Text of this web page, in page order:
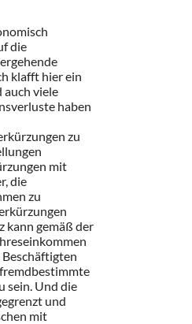
die
klafft hier ein
viele
haben
zu
mit
die
zu
kann gemäß der
sein. Und die
und
mit